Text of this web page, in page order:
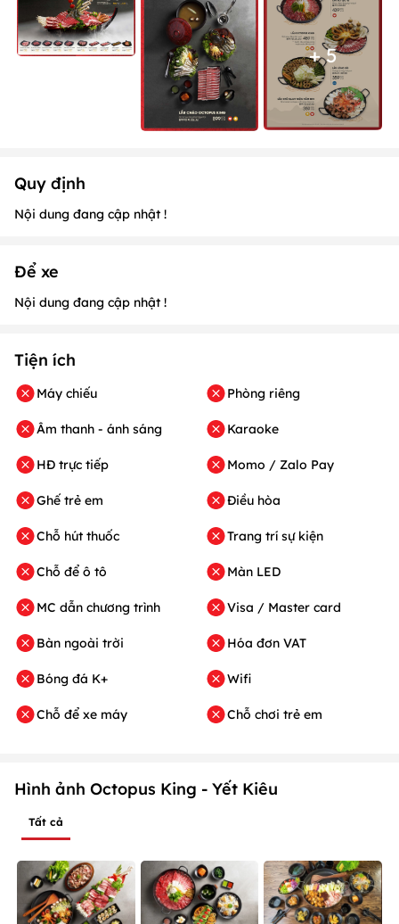
+ 5
Quy định
Nội dung đang cập nhật !
Để xe
Nội dung đang cập nhật !
Tiện ích
Máy chiếu
Âm thanh - ánh sáng
HĐ trực tiếp
Ghế trẻ em
Chỗ hút thuốc
Chỗ để ô tô
MC dẫn chương trình
Bàn ngoài trời
Bóng đá K+
Chỗ để xe máy
Phòng riêng
Karaoke
Momo / Zalo Pay
Điều hòa
Trang trí sự kiện
Màn LED
Visa / Master card
Hóa đơn VAT
Wifi
Chỗ chơi trẻ em
Hình ảnh Octopus King - Yết Kiêu
Tất cả